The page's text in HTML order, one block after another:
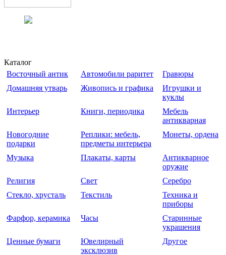
Каталог
Восточный антик
Автомобили раритет
Гравюры
Домашняя утварь
Живопись и графика
Игрушки и
куклы
Интерьер
Книги, периодика
Мебель
антикварная
Новогодние
подарки
Реплики: мебель,
предметы интерьера
Монеты, ордена
Музыка Плакаты, карты
Антикварное
оружие
Религия
Свет
Серебро
Стекло, хрусталь
Текстиль
Техника и
приборы
Фарфор, керамика
Часы
Старинные
украшения
Ценные бумаги
Ювелирный
эксклюзив
Другое